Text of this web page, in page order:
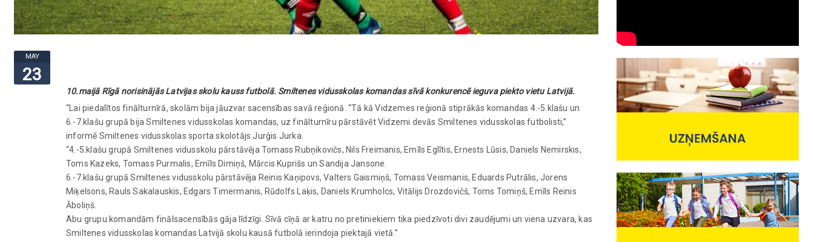
MAY
23
10.maijā Rīgā norisinājās Latvijas skolu kauss futbolā. Smiltenes vidusskolas komandas sīvā konkurencē ieguva piekto vietu Latvijā.
“Lai piedalītos finālturnīrā, skolām bija jāuzvar sacensības savā reģionā. “Tā kā Vidzemes reģionā stiprākās komandas 4.-5.klašu un
6.-7.klašu grupā bija Smiltenes vidusskolas komandas, uz finālturnīru pārstāvēt Vidzemi devās Smiltenes vidusskolas futbolisti,”
informē Smiltenes vidusskolas sporta skolotājs Jurģis Jurka.
“4.-5.klašu grupā Smiltenes vidusskolu pārstāvēja Tomass Rubņikovičs, Nils Freimanis, Emīls Eglītis, Ernests Lūsis, Daniels Nemirskis,
Toms Kazeks, Tomass Purmalis, Emīls Dimiņš, Mārcis Kuprišs un Sandija Jansone.
6.-7.klašu grupā Smiltenes vidusskolu pārstāvēja Reinis Kaņipovs, Valters Gaismiņš, Tomass Veismanis, Eduards Putrālis, Jorens
Miķelsons, Rauls Sakalauskis, Edgars Timermanis, Rūdolfs Laķis, Daniels Krumholcs, Vitālijs Drozdovičš, Toms Tomiņš, Emīls Reinis
Āboliņš.
Abu grupu komandām finālsacensībās gāja līdzīgi. Sīvā cīņā ar katru no pretiniekiem tika piedzīvoti divi zaudējumi un viena uzvara, kas
Smiltenes vidusskolas komandas Latvijā skolu kausā futbolā ierindoja piektajā vietā.”